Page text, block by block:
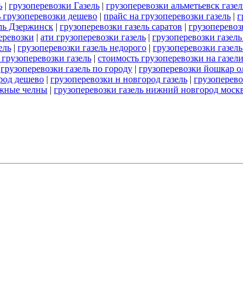
| грузоперевозки Газель | грузоперевозки альметьевск
грузоперевозки дешево | прайс на грузоперевозки газель |
Дзержинск | грузоперевозки газель саратов |
| ати грузоперевозки газель | грузоперевозки
| грузоперевозки газель недорого | грузоперевозки
газель | стоимость грузоперевозки на газели
грузоперевозки газель по городу | грузоперевозки йошкар
дешево | грузоперевозки н новгород газель |
челны | грузоперевозки газель нижний новгород